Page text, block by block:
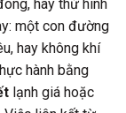
hãy thử hình
một con đường
hay không khí
hành bằng
lạnh giá hoặc